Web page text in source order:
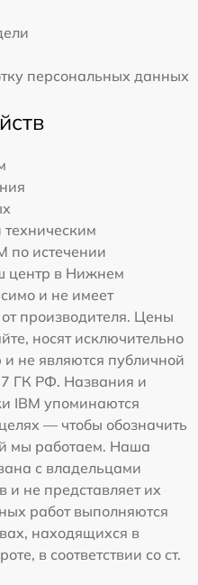
персональных данных
по истечении
центр в Нижнем
и не имеет
производителя. Цены
носят исключительно
не являются публичной
ГК РФ. Названия и
IBM упоминаются
— чтобы обозначить
мы работаем. Наша
с владельцами
и не представляет их
работ выполняются
находящихся в
в соответствии со ст.